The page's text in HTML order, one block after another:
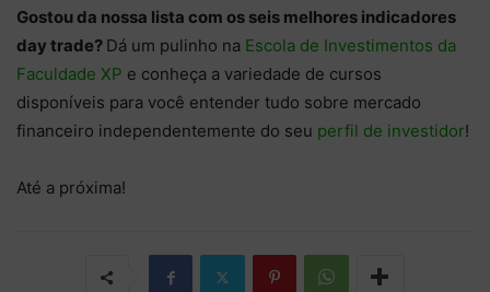
Gostou da nossa lista com os seis melhores indicadores
day trade? Dá um pulinho na Escola de Investimentos da
Faculdade XP e conheça a variedade de cursos
disponíveis para você entender tudo sobre mercado
financeiro independentemente do seu perfil de investidor!
Até a próxima!